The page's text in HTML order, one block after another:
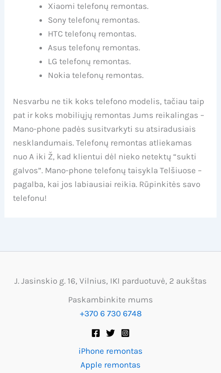
Xiaomi telefonų remontas.
Sony telefonų remontas.
HTC telefonų remontas.
Asus telefonų remontas.
LG telefonų remontas.
Nokia telefonų remontas.
Nesvarbu ne tik koks telefono modelis, tačiau taip
pat ir koks mobiliųjų remontas Jums reikalingas –
Mano-phone padės susitvarkyti su atsiradusiais
nesklandumais. Telefonų remontas atliekamas
nuo A iki Ž, kad klientui dėl nieko netektų “sukti
galvos”. Mano-phone telefonų taisykla Telšiuose –
pagalba, kai jos labiausiai reikia. Rūpinkitės savo
telefonu!
J. Jasinskio g. 16, Vilnius, IKI parduotuvė, 2 aukštas
Paskambinkite mums
+370 6 730 6748
iPhone remontas
Apple remontas